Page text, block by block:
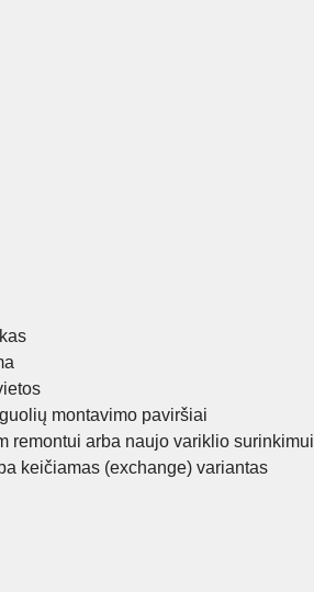
montavimo paviršiai
remontui arba naujo variklio surinkimui
keičiamas (exchange) variantas